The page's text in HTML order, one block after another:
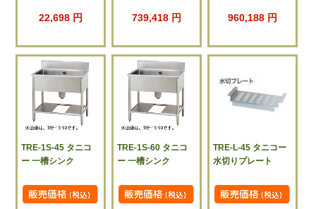
22,698 円 739,418 円 960,188 円
TRE-1S-45 タニコ
ー 一槽シンク
TRE-1S-60 タニコ
ー 一槽シンク
TRE-L-45 タニコー
水切りプレート